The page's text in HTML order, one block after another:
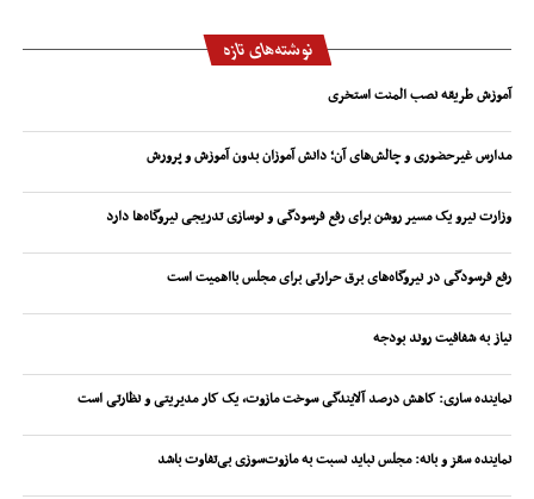
نوشته‌های تازه
آموزش طریقه نصب المنت استخری
مدارس غیرحضوری و چالش‌های آن؛ دانش آموزان بدون آموزش و پرورش
وزارت نیرو یک مسیر روشن برای رفع فرسودگی و نوسازی تدریجی نیروگاه‌ها دارد
رفع فرسودگی در نیروگاه‌های برق حرارتی برای مجلس بااهمیت است
نیاز به شفافیت روند بودجه
نماینده ساری: کاهش درصد آلایندگی سوخت مازوت، یک کار مدیریتی و نظارتی است
نماینده سقز و بانه: مجلس نباید نسبت به مازوت‌سوزی بی‌تفاوت باشد